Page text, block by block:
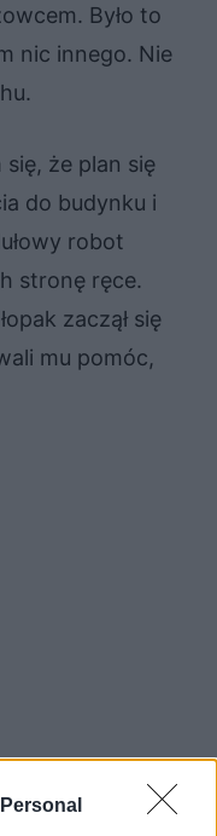
Było to
nic innego. Nie
że plan się
do budynku i
robot
stronę ręce.
zaczął się
mu pomóc,